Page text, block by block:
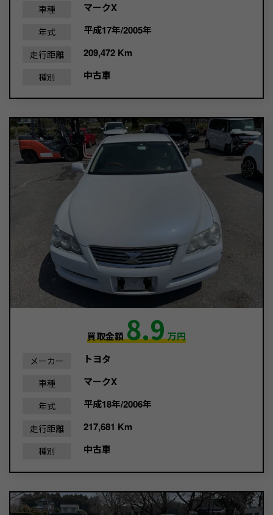
車種 マークX
年式 平成17年/2005年
走行距離 209,472 Km
種別 中古車
買取金額8.9万円
メーカー トヨタ
車種 マークX
年式 平成18年/2006年
走行距離 217,681 Km
種別 中古車